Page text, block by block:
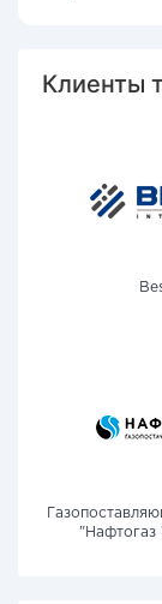
Клиенты
"Нафтогаз